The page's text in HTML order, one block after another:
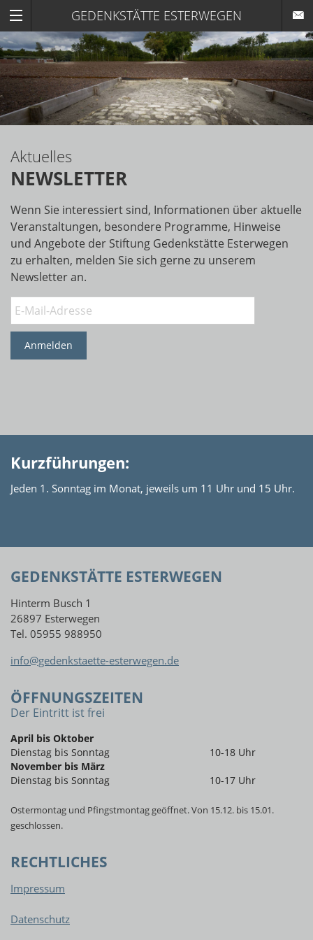
GEDENKSTÄTTE ESTERWEGEN
Aktuelles
NEWSLETTER
Wenn Sie interessiert sind, Informationen über aktuelle
Veranstaltungen, besondere Programme, Hinweise
und Angebote der Stiftung Gedenkstätte Esterwegen
zu erhalten, melden Sie sich gerne zu unserem
Newsletter an.
Anmelden
Kurzführungen:
Jeden 1. Sonntag im Monat, jeweils um 11 Uhr und 15 Uhr.
GEDENKSTÄTTE ESTERWEGEN
Hinterm Busch 1
26897 Esterwegen
Tel. 05955 988950
info@gedenkstaette-esterwegen.de
ÖFFNUNGSZEITEN
Der Eintritt ist frei
April bis Oktober
Dienstag bis Sonntag
10-18 Uhr
November bis März
Dienstag bis Sonntag
10-17 Uhr
Ostermontag und Pfingstmontag geöffnet. Von 15.12. bis 15.01.
geschlossen.
RECHTLICHES
Impressum
Datenschutz